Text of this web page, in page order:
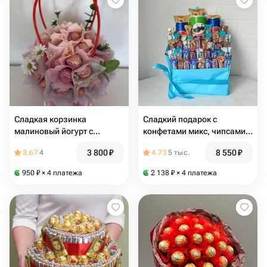
Сладкая корзинка
малиновый йогурт с
3.674 3 800₽
950 ₽ × 4 платежа
Сладкий подарок с
конфетами микс, чипсами и
Сладкий букет При
цвет упаковки
4.735 тыс. 8 550₽
2 138 ₽ × 4 платежа